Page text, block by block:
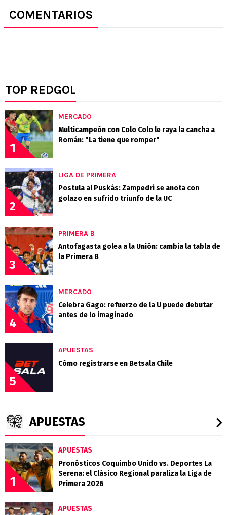
COMENTARIOS
TOP REDGOL
1
MERCADO
Multicampeón con Colo Colo le raya la cancha a
Román: "La tiene que romper"
2
LIGA DE PRIMERA
Postula al Puskás: Zampedri se anota con
golazo en sufrido triunfo de la UC
3
PRIMERA B
Antofagasta golea a la Unión: cambia la tabla de
la Primera B
4
MERCADO
Celebra Gago: refuerzo de la U puede debutar
antes de lo imaginado
5
APUESTAS
Cómo registrarse en Betsala Chile
APUESTAS
1
APUESTAS
Pronósticos Coquimbo Unido vs. Deportes La
Serena: el Clásico Regional paraliza la Liga de
Primera 2026
APUESTAS